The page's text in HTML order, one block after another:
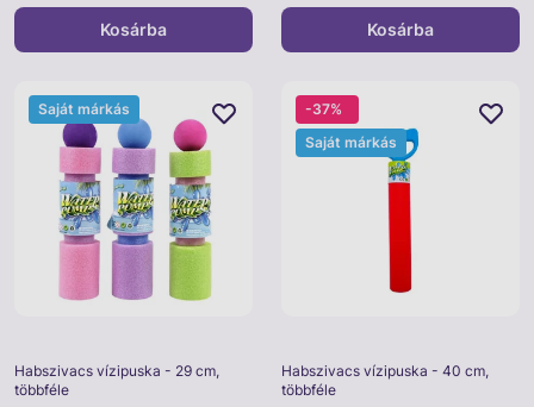
Kosárba Kosárba
Habszivacs vízipuska - 29 cm,
többféle
Saját márkás
Habszivacs vízipuska - 40 cm,
többféle
-37%
Saját márkás